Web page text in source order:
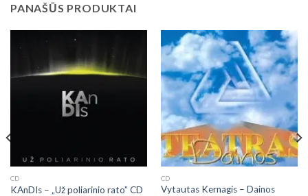
PANAŠŪS PRODUKTAI
CD
KAnDIs – „Už poliarinio rato” CD
CD
Vytautas Kernagis ‎– Dainos